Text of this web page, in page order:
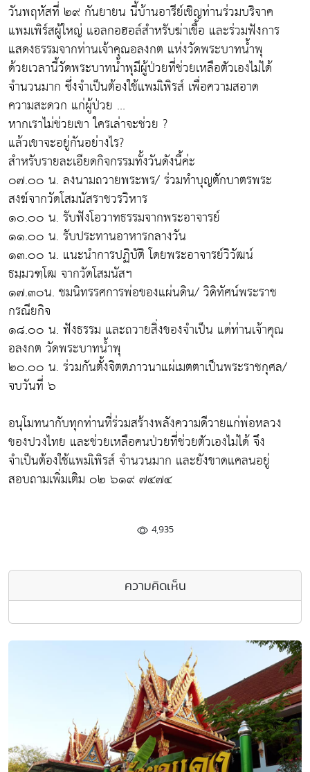
วันพฤหัสที่ ๒๙ กันยายน นี้บ้านอารีย์เชิญท่านร่วมบริจาค
แพมเพิร์สผู้ใหญ่ แอลกอฮอล์สำหรับฆ่าเชื้อ และร่วมฟังการ
แสดงธรรมจากท่านเจ้าคุณอลงกต แห่งวัดพระบาทน้ำพุ
ด้วยเวลานี้วัดพระบาทน้ำพุมีผู้ป่วยที่ช่วยเหลือตัวเองไม่ได้
จำนวนมาก ซึ่งจำเป็นต้องใช้แพมเิพิรส์ เพื่อความสอาด
ความสะดวก แก่ผู้ป่วย ...
หากเราไม่ช่วยเขา ใครเล่าจะช่วย ?
แล้วเขาจะอยู่กันอย่างไร?
สำหรับรายละเอียดกิจกรรมทั้งวันดังนี้ค่ะ
๐๗.๐๐ น. ลงนามถวายพระพร/ ร่วมทำบุญตักบาตรพระ
สงฆ์จากวัดโสมนัสราชวรวิหาร
๑๐.๐๐ น. รับฟังโอวาทธรรมจากพระอาจารย์
๑๑.๐๐ น. รับประทานอาหารกลางวัน
๑๓.๐๐ น. แนะนำการปฏิบัติ โดยพระอาจารย์วิวัฒน์
ธมฺมวฑฺโฒ จากวัดโสมนัสฯ
๑๗.๓๐น. ชมนิทรรศการพ่อของแผ่นดิน/ วิดิทัศน์พระราช
กรณียกิจ
๑๘.๐๐ น. ฟังธรรม และถวายสิ่งของจำเป็น แด่ท่านเจ้าคุณ
อลงกต วัดพระบาทน้ำพุ
๒๐.๐๐ น. ร่วมกันตั้งจิตตภาวนาแผ่เมตตาเป็นพระราชกุศล/
จบวันที่ ๖
อนุโมทนากับทุกท่านที่ร่วมสร้างพลังความดีวายแก่พ่อหลวง
ของปวงไทย และช่วยเหลือคนป่วยที่ช่วยตัวเองไม่ได้ จึง
จำเป็นต้องใช้แพมเิพิรส์ จำนวนมาก และยังขาดแคลนอยู่
สอบถามเพิ่มเติม ๐๒ ๖๑๙ ๗๔๗๔
4,935
ความคิดเห็น